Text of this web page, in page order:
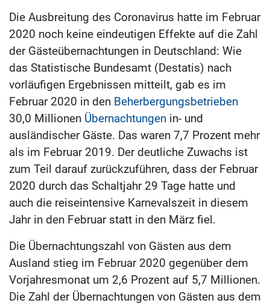
Die Ausbreitung des Coronavirus hatte im Februar
2020 noch keine eindeutigen Effekte auf die Zahl
der Gästeübernachtungen in Deutschland: Wie
das Statistische Bundesamt (Destatis) nach
vorläufigen Ergebnissen mitteilt, gab es im
Februar 2020 in den Beherbergungsbetrieben
30,0 Millionen Übernachtungen in- und
ausländischer Gäste. Das waren 7,7 Prozent mehr
als im Februar 2019. Der deutliche Zuwachs ist
zum Teil darauf zurückzuführen, dass der Februar
2020 durch das Schaltjahr 29 Tage hatte und
auch die reiseintensive Karnevalszeit in diesem
Jahr in den Februar statt in den März fiel.
Die Übernachtungszahl von Gästen aus dem
Ausland stieg im Februar 2020 gegenüber dem
Vorjahresmonat um 2,6 Prozent auf 5,7 Millionen.
Die Zahl der Übernachtungen von Gästen aus dem